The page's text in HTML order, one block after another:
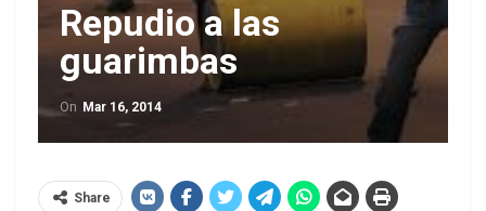
Repudio a las
guarimbas
On Mar 16, 2014
Share